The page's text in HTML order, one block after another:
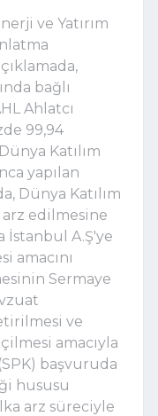
ve Yatırım
bağlı
Ahlatcı
99,94
Katılım
yapılan
Dünya Katılım
arz edilmesine
İstanbul A.Ş'ye
amacını
Sermaye
ve
amacıyla
başvuruda
hususu
arz süreciyle